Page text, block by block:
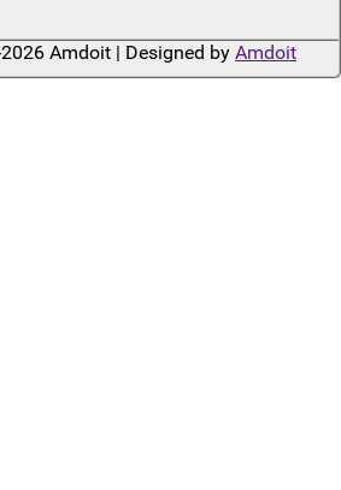
Amdoit | Designed by Amdoit